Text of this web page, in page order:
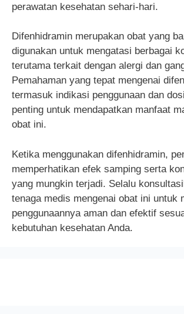
perawatan kesehatan sehari-hari.
Difenhidramin merupakan obat yang
digunakan untuk mengatasi berbagai
terutama terkait dengan alergi dan
Pemahaman yang tepat mengenai
termasuk indikasi penggunaan dan
penting untuk mendapatkan manfaat
obat ini.
Ketika menggunakan difenhidramin,
memperhatikan efek samping serta
yang mungkin terjadi. Selalu
tenaga medis mengenai obat ini untuk
penggunaannya aman dan efektif
kebutuhan kesehatan Anda.